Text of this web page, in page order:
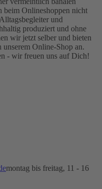
beim Onlineshoppen nicht
und
produziert und ohne
wir jetzt selber und bieten
Online-Shop an.
- wir freuen uns auf Dich!
montag bis freitag, 11 - 16